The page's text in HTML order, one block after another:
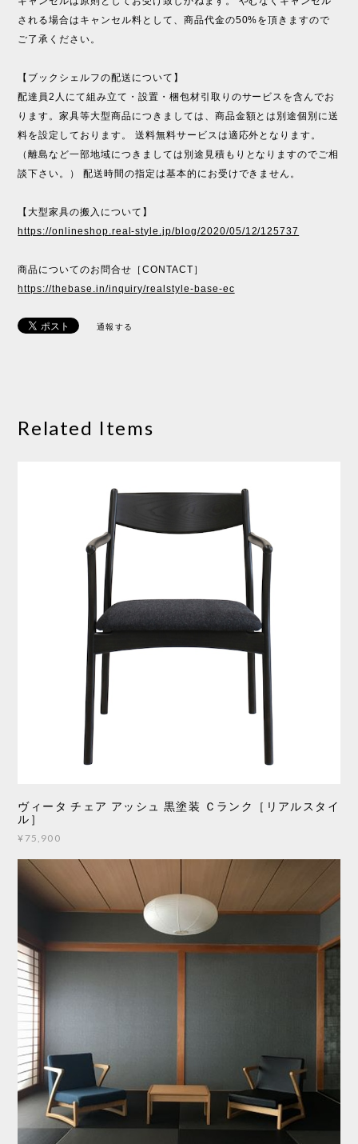
される場合はキャンセル料として、商品代金の50%を頂きますので
ご了承ください。
【ブックシェルフの配送について】
配達員2人にて組み立て・設置・梱包材引取りのサービスを含んでお
ります。家具等大型商品につきましては、商品金額とは別途個別に送
料を設定しております。 送料無料サービスは適応外となります。
（離島など一部地域につきましては別途見積もりとなりますのでご相
談下さい。） 配送時間の指定は基本的にお受けできません。
【大型家具の搬入について】
https://onlineshop.real-style.jp/blog/2020/05/12/125737
商品についてのお問合せ［CONTACT］
https://thebase.in/inquiry/realstyle-base-ec
通報する
Related Items
ヴィータ チェア アッシュ 黒塗装 Ｃランク［リアルスタイ
ル］
¥75,900